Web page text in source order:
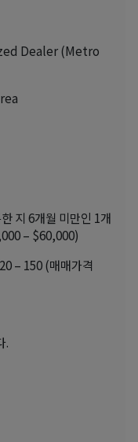
Dealer (Metro
지 6개월 미만인 1개
– $60,000)
– 150 (매매가격
.